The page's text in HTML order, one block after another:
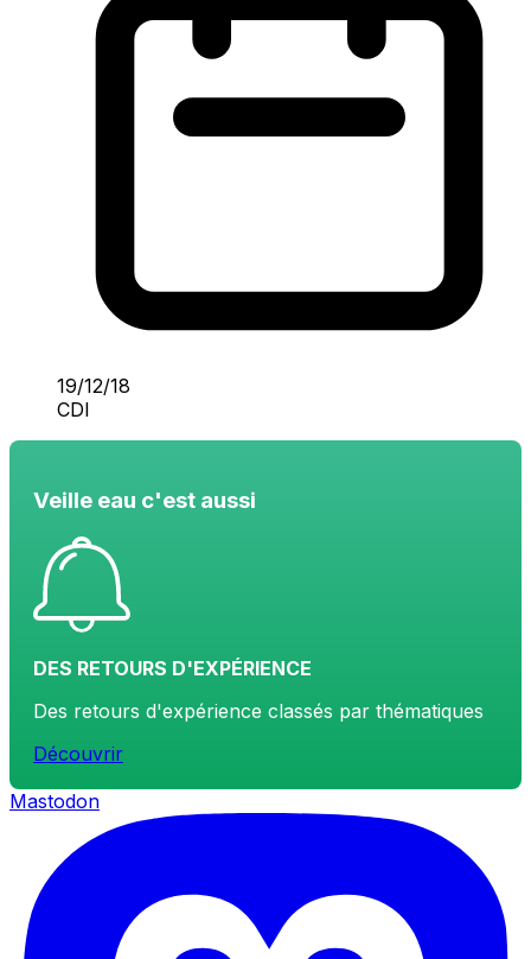
19/12/18
CDI
Veille eau c'est aussi
DES RETOURS D'EXPÉRIENCE
Des retours d'expérience classés par thématiques
Découvrir
Mastodon